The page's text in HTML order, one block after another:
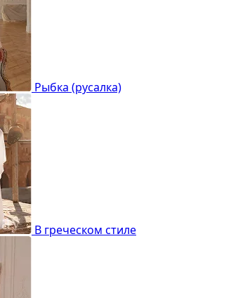
Рыбка (русалка)
В греческом стиле